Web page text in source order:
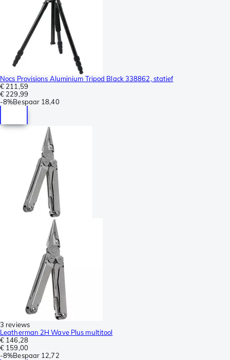
Nocs Provisions Aluminium Tripod Black 338862, statief
€ 211,59
€ 229,99
-8%Bespaar 18,40
3 reviews
Leatherman 2H Wave Plus multitool
€ 146,28
€ 159,00
-8%Bespaar 12,72